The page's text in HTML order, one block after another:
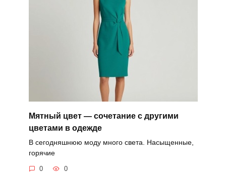
Мятный цвет — сочетание с другими
цветами в одежде
В сегодняшнюю моду много света. Насыщенные,
горячие
0 0